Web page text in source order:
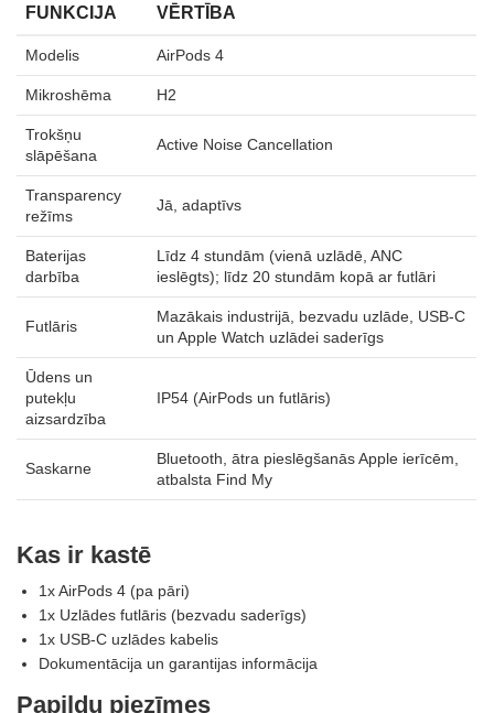
FUNKCIJA VĒRTĪBA
Modelis AirPods 4
Mikroshēma H2
Trokšņu
slāpēšana
Active Noise Cancellation
Transparency
režīms
Jā, adaptīvs
Baterijas
darbība
Līdz 4 stundām (vienā uzlādē, ANC
ieslēgts); līdz 20 stundām kopā ar futlāri
Futlāris
Mazākais industrijā, bezvadu uzlāde, USB-C
un Apple Watch uzlādei saderīgs
Ūdens un
putekļu
aizsardzība
IP54 (AirPods un futlāris)
Saskarne
Bluetooth, ātra pieslēgšanās Apple ierīcēm,
atbalsta Find My
Kas ir kastē
1x AirPods 4 (pa pāri)
1x Uzlādes futlāris (bezvadu saderīgs)
1x USB-C uzlādes kabelis
Dokumentācija un garantijas informācija
Papildu piezīmes